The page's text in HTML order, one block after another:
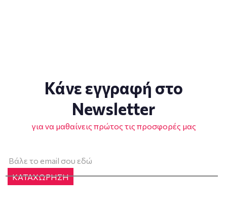
Κάνε εγγραφή στο
Newsletter
για να μαθαίνεις πρώτος τις προσφορές μας
ΚΑΤΑΧΩΡΗΣΗ